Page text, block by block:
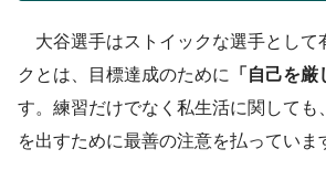
大谷選手はストイックな選手として
クとは、目標達成のために
「自己を厳
す。練習だけでなく私生活に関しても
を出すために最善の注意を払っていま